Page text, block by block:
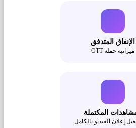
الإنفاق المتدفق
ميزانية حملة OTT
المكتملة
إعلان الفيديو بالكامل